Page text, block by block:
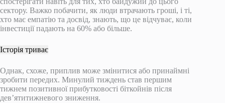
сектору. Важко побачити, як люди втрачають гроші, і ті,
хто має емпатію та досвід, знають, що це відчуває, коли
інвестиції падають на 60% або більше.
Історія триває
Однак, схоже, приплив може змінитися або принаймні
зробити передих. Минулий тиждень став першим
тижнем позитивної прибутковості біткойнів після
дев’ятитижневого зниження.